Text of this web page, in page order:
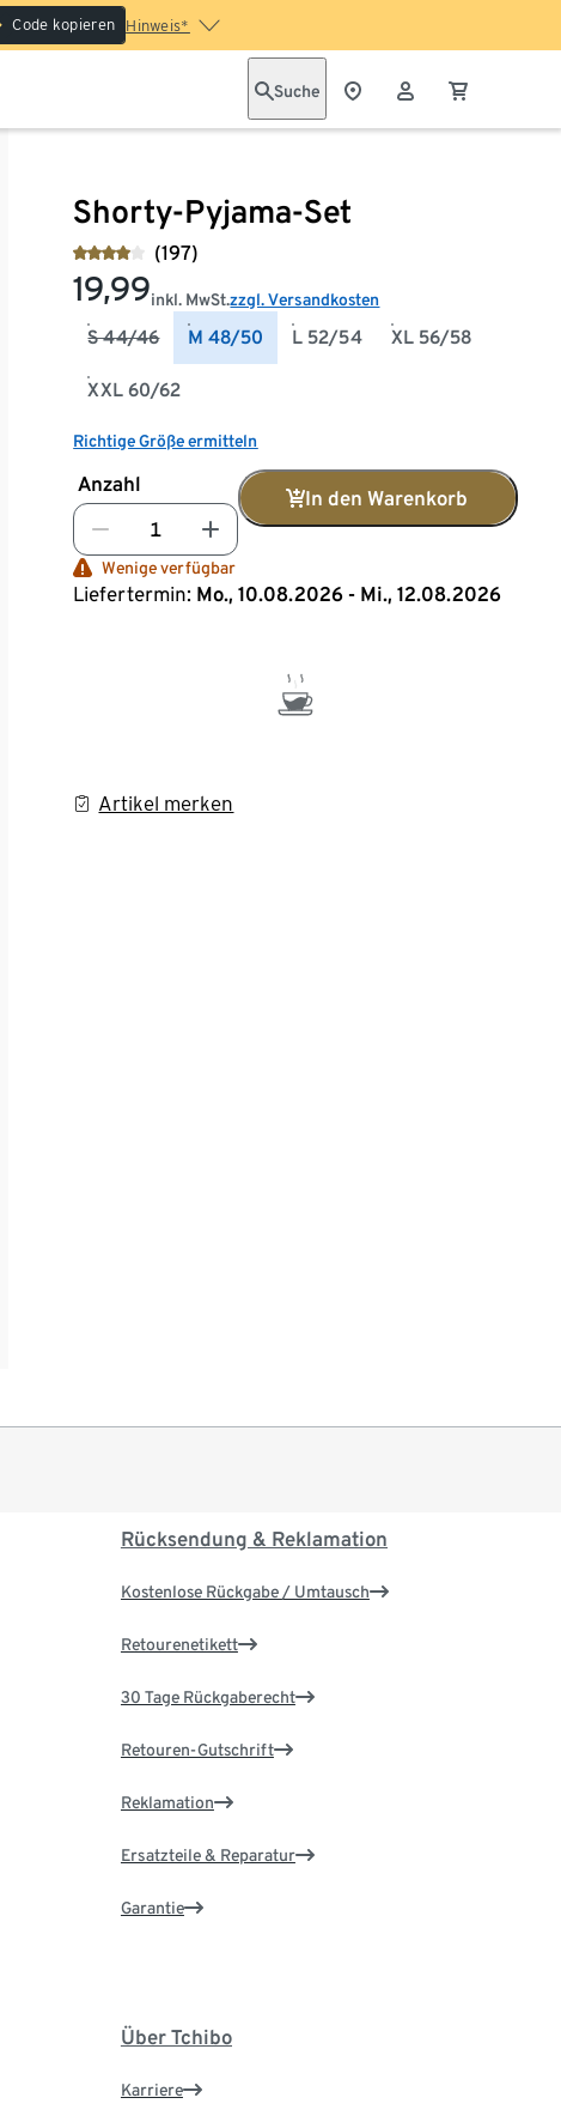
Code kopieren Hinweis*
Suche
Shorty-Pyjama-Set
(197)
19,99inkl. MwSt.zzgl. Versandkosten
S 44/46 M 48/50 L 52/54 XL 56/58
XXL 60/62
Richtige Größe ermitteln
Anzahl
In den Warenkorb
Wenige verfügbar
Liefertermin: Mo., 10.08.2026 - Mi., 12.08.2026
Artikel merken
Rücksendung & Reklamation
Kostenlose Rückgabe / Umtausch
Retourenetikett
30 Tage Rückgaberecht
Retouren-Gutschrift
Reklamation
Ersatzteile & Reparatur
Garantie
Über Tchibo
Karriere